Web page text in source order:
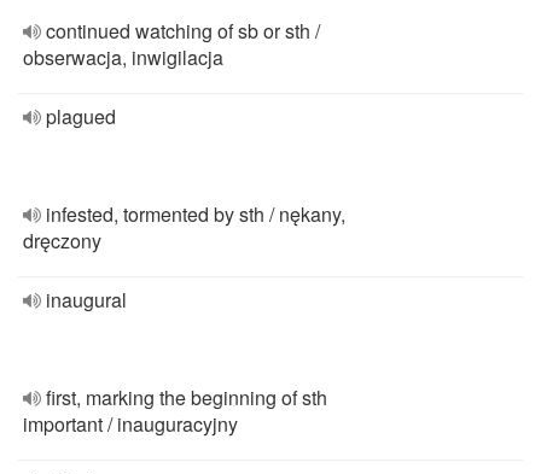
continued watching of sb or sth /
obserwacja, inwigilacja
plagued
infested, tormented by sth / nękany,
dręczony
inaugural
first, marking the beginning of sth
important / inauguracyjny